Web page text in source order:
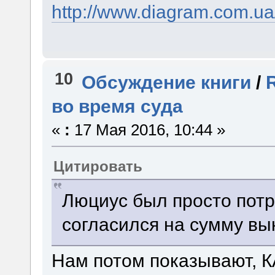
http://
10 Обсуждение книги /
во время суда
« : 17 Мая 2016, 10:44 »
Цитировать
Люциус был просто
согласился на сумму
Нам потом показывают,